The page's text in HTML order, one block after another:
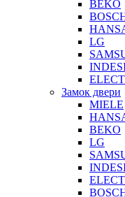
BEKO
LG
Замок двери
MIELE
BEKO
LG